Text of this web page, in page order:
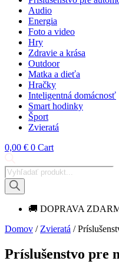
Audio
Energia
Foto a video
Hry
Zdravie a krása
Outdoor
Matka a dieťa
Hračky
Inteligentná domácnosť
Smart hodinky
Šport
Zvieratá
0,00 € 0 Cart
Products
search
🚚 DOPRAVA
Domov /Zvieratá /
Príslušenstvo pre